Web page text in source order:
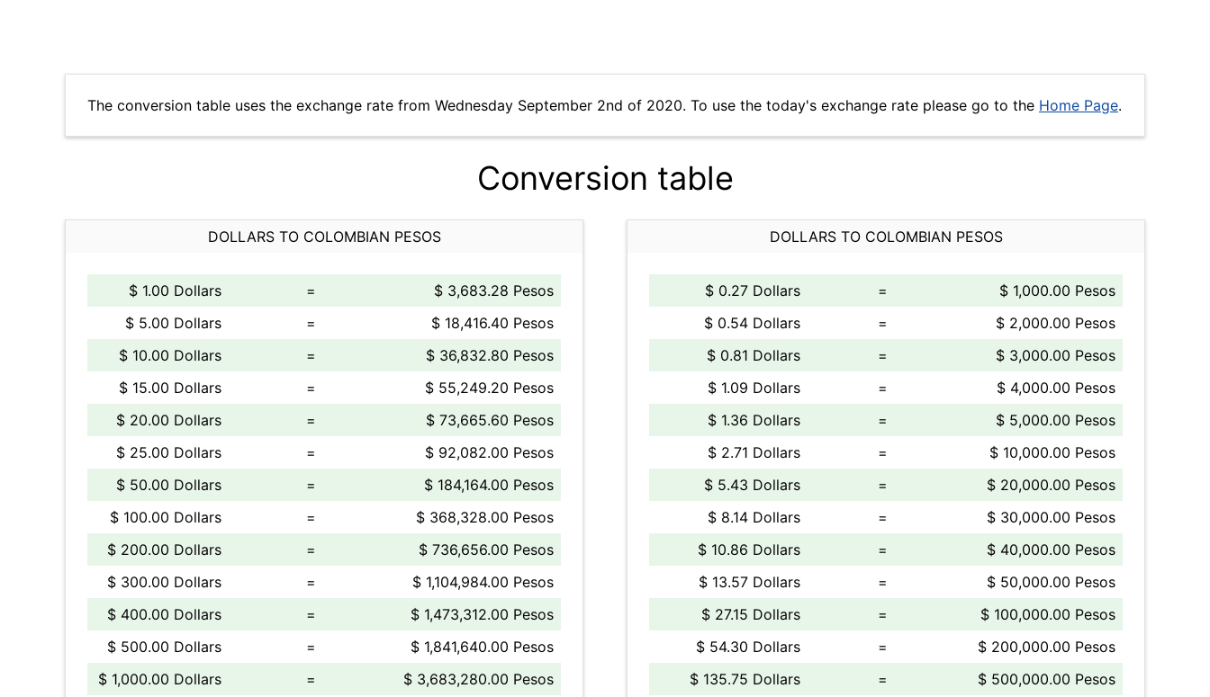
The conversion table uses the exchange rate from Wednesday September 2nd of 2020. To use the today's exchange rate please go to the Home Page.
Conversion table
DOLLARS TO COLOMBIAN PESOS
$ 1.00 Dollars =
$ 3,683.28 Pesos
$ 5.00 Dollars
=
$ 18,416.40 Pesos
$ 10.00 Dollars
=
$ 36,832.80 Pesos
$ 15.00 Dollars
=
$ 55,249.20 Pesos
$ 20.00 Dollars
=
$ 73,665.60 Pesos
$ 25.00 Dollars
=
$ 92,082.00 Pesos
$ 50.00 Dollars
=
$ 184,164.00 Pesos
$ 100.00 Dollars
=
$ 368,328.00 Pesos
$ 200.00 Dollars
=
$ 736,656.00 Pesos
$ 300.00 Dollars
=
$ 1,104,984.00 Pesos
$ 400.00 Dollars
=
$ 1,473,312.00 Pesos
$ 500.00 Dollars
=
$ 1,841,640.00 Pesos
$ 1,000.00 Dollars
= $ 3,683,280.00 Pesos
DOLLARS TO COLOMBIAN PESOS
$ 0.27 Dollars =
$ 1,000.00 Pesos
$ 0.54 Dollars
=
$ 2,000.00 Pesos
$ 0.81 Dollars
=
$ 3,000.00 Pesos
$ 1.09 Dollars
=
$ 4,000.00 Pesos
$ 1.36 Dollars
=
$ 5,000.00 Pesos
$ 2.71 Dollars
=
$ 10,000.00 Pesos
$ 5.43 Dollars
=
$ 20,000.00 Pesos
$ 8.14 Dollars
=
$ 30,000.00 Pesos
$ 10.86 Dollars
=
$ 40,000.00 Pesos
$ 13.57 Dollars
=
$ 50,000.00 Pesos
$ 27.15 Dollars
=
$ 100,000.00 Pesos
$ 54.30 Dollars
=
$ 200,000.00 Pesos
$ 135.75 Dollars
= $ 500,000.00 Pesos